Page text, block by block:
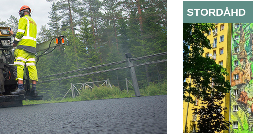
STORDÅHD